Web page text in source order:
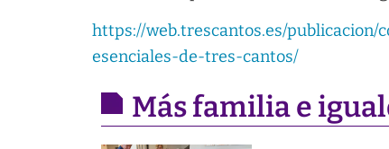
https://web.trescantos.es/
esenciales-de-tres-cantos/
Más familia e